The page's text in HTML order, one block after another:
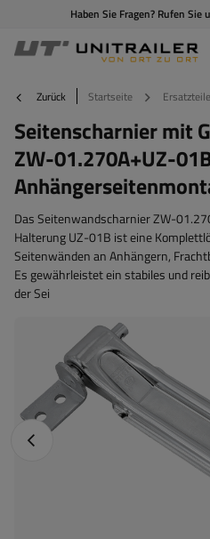
Haben Sie Fragen? Rufen Sie
Zurück Startseite
Seitenscharnier mit
ZW-01.270A+UZ-
Das Seitenwandscharnier ZW-
Halterung UZ-01B ist eine
Seitenwänden an Anhängern,
Es gewährleistet ein stabiles und
der Sei
Vorheriges Foto